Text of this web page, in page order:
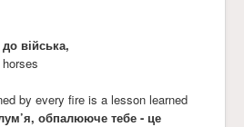
війська,
by every fire is a lesson learned
обпалююче тебе - це